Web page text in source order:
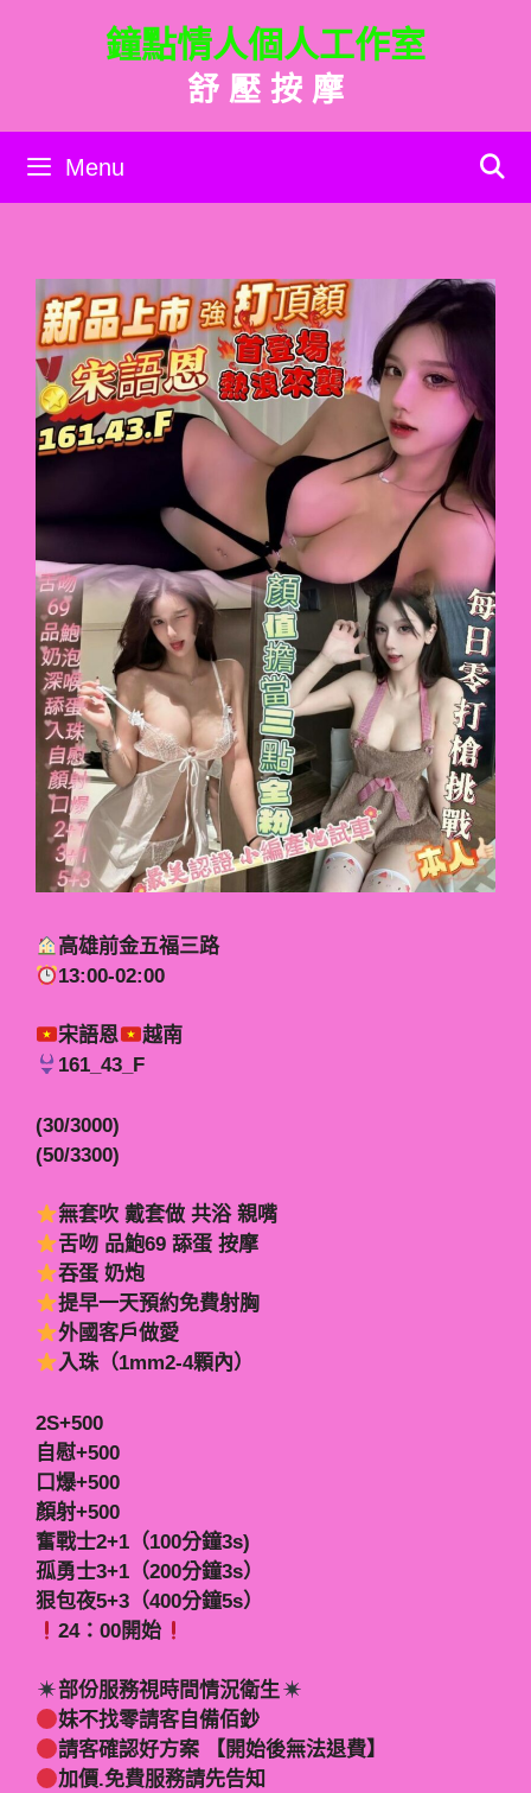
內
鐘點情人個人工作室
舒 壓 按 摩
Menu
高雄前金五福三路
13:00-02:00
宋語恩
越南
161_43_F
(30/3000)
(50/3300)
無套吹 戴套做 共浴 親嘴
舌吻 品鮑69 舔蛋 按摩
吞蛋 奶炮
提早一天預約免費射胸
外國客戶做愛
入珠（1mm2-4顆內）
2S+500
自慰+500
口爆+500
顏射+500
奮戰士2+1（100分鐘3s)
孤勇士3+1（200分鐘3s）
狠包夜5+3（400分鐘5s）
24：00開始
部份服務視時間情況衛生
妹不找零請客自備佰鈔
請客確認好方案 【開始後無法退費】
加價.免費服務請先告知